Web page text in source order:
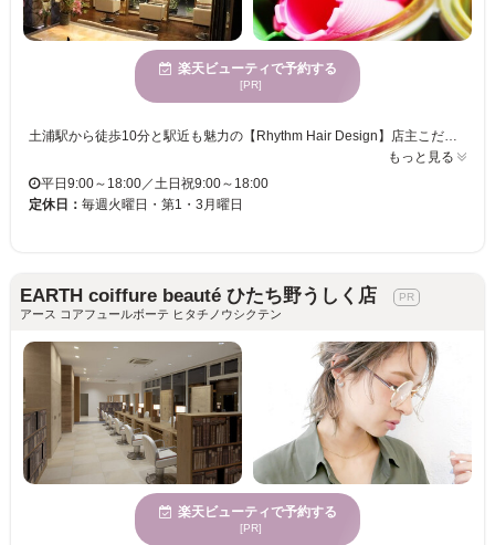
楽天ビューティで予約する
[PR]
土浦駅から徒歩10分と駅近も魅力の【Rhythm Hair Design】店主こだわりの古風な雰囲気の店内は、心身ともに安らぎ癒される空間で、10代～70代まで男女問わず幅広い年齢層の方々に愛されているサロンです♪それぞれの世代ひとりひとりの個性に合わせたヘアスタイルを提案してくれ、もちろんご要望も取り入れた想像以上の仕上がりに満足の声も多数◎ 【Rhythm】のオススメは毛質やクセに合わせて、扱いやすい髪に仕上げる自慢のカット！クセ毛でお悩みのあなたの髪もRhythmでチャームポイントに変えてみませんか？また、マッサージ付のパーマメニューは業界最高値のダメージ処理剤も含まれているので、ダメージの気になる方も安心してご利用頂けます♪独自開発のトリートメントシステムも好評ですので一度お試しください★ キッズスペースも完備しておりますのでお子様連れ、ご家族でのご来店も大丈夫♪気さくで明るいスタッフが揃う【Rhythm】一度行ったらまた行きたくなる♪そんなサロンです。。。
もっと見る
平日9:00～18:00／土日祝9:00～18:00
定休日： 毎週火曜日・第1・3月曜日
EARTH coiffure beauté ひたち野うしく店
アース コアフュールボーテ ヒタチノウシクテン
楽天ビューティで予約する
[PR]